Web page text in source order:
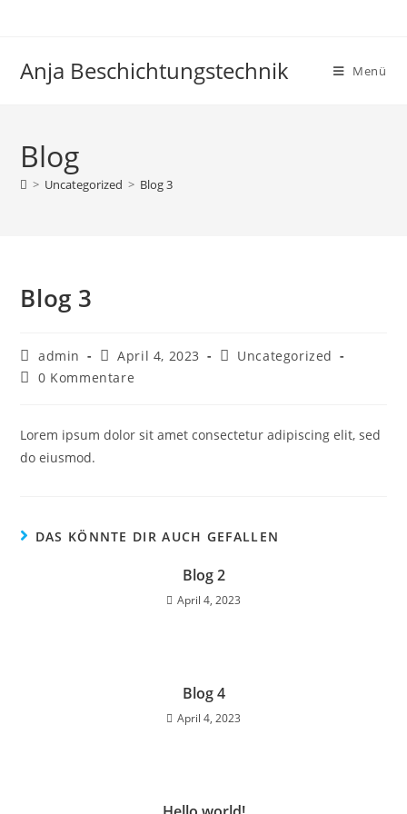
Anja Beschichtungstechnik Menü
Blog
> Uncategorized > Blog 3
Blog 3
Beitrags-
Autor:
admin
Beitrag
veröffentlicht:
April 4, 2023
Beitrags-
Uncategorized
Beitrags-
0 Kommentare
Lorem ipsum dolor sit amet consectetur adipiscing elit, sed
do eiusmod.
DAS KÖNNTE DIR AUCH GEFALLEN
Blog 2
April 4, 2023
Blog 4
April 4, 2023